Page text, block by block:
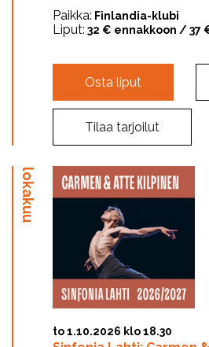
Paikka: Finlandia-klubi
Liput: 32 € ennakkoon / 37
Osta liput
Tilaa tarjoilut
lokakuu
to 1.10.2026 klo 18.30